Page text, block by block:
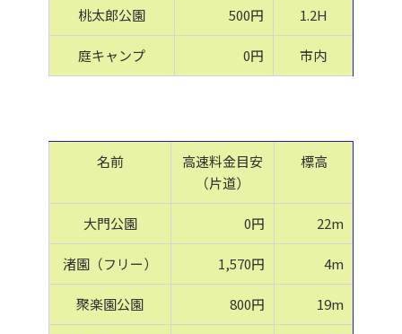
桃太郎公園 500円 1.2H
庭キャンプ 0円 市内
名前
高速料金目安
（片道）
標高
大門公園 0円 22m
渚園（フリー） 1,570円 4m
聚楽園公園 800円 19m